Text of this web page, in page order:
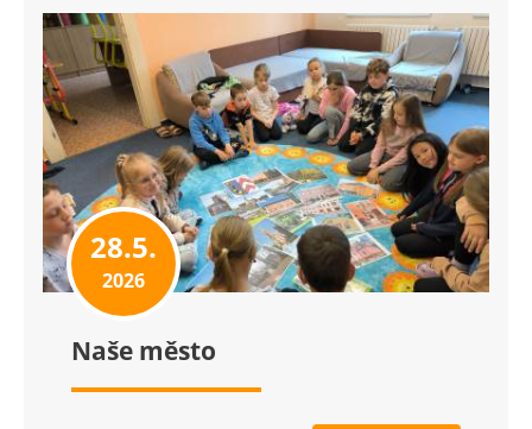
28.5.
2026
Naše město